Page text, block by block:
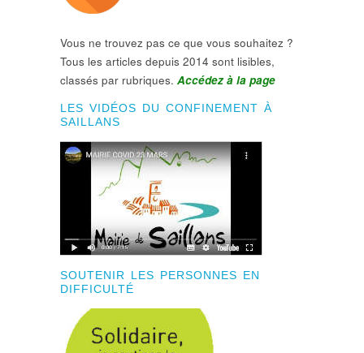
Vous ne trouvez pas ce que vous souhaitez ?
Tous les articles depuis 2014 sont lisibles,
classés par rubriques. Accédez à la page
LES VIDÉOS DU CONFINEMENT À
SAILLANS
SOUTENIR LES PERSONNES EN
DIFFICULTÉ